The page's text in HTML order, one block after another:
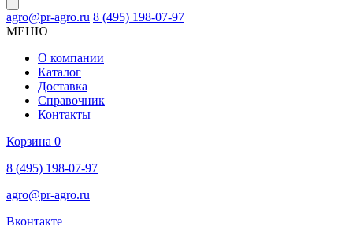
agro@pr-agro.ru 8 (495) 198-07-97
МЕНЮ
О компании
Каталог
Доставка
Справочник
Контакты
Корзина 0
8 (495) 198-07-97
agro@pr-agro.ru
Вконтакте